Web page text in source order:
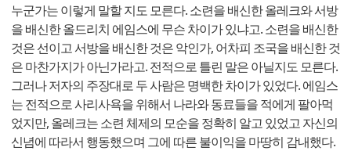
누군가는 이렇게 말할 지도 모른다. 소련을 배신한 올레크와 서방
을 배신한 올드리치 에임스에 무슨 차이가 있냐고. 소련을 배신한
것은 선이고 서방을 배신한 것은 악인가, 어차피 조국을 배신한 것
은 마찬가지가 아닌가라고. 전적으로 틀린 말은 아닐지도 모른다.
그러나 저자의 주장대로 두 사람은 명백한 차이가 있었다. 에임스
는 전적으로 사리사욕을 위해서 나라와 동료들을 적에게 팔아먹
었지만, 올레크는 소련 체제의 모순을 정확히 알고 있었고 자신의
신념에 따라서 행동했으며 그에 따른 불이익을 마땅히 감내했다.